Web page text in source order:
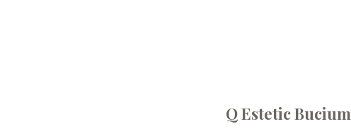
Q Estetic Bucium